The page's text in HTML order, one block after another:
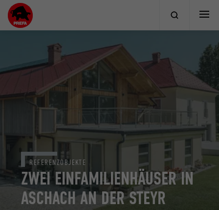
ZWEI EINFAMILIENHÄUSER IN
ASCHACH AN DER STEYR
REFERENZOBJEKTE